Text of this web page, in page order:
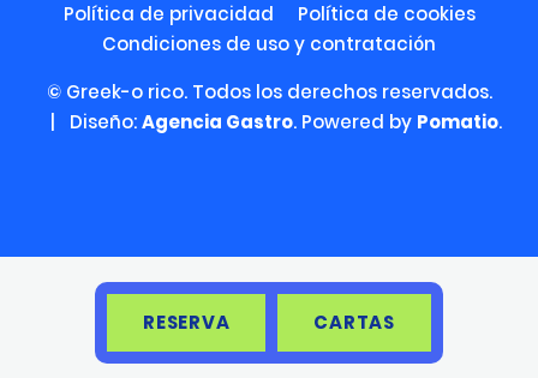
Política de privacidad
Política de cookies
Condiciones de uso y contratación
© Greek-o rico. Todos los derechos reservados.
| Diseño:Agencia Gastro. Powered by Pomatio.
RESERVA CARTAS